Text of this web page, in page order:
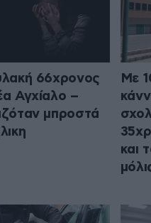
66χρονος
Αγχίαλο –
μπροστά
Με
και